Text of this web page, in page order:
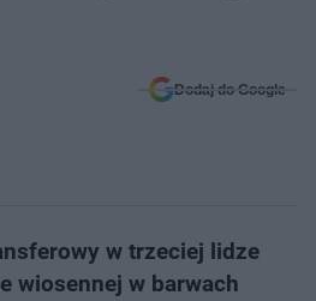
Dodaj do Google
w trzeciej lidze
wiosennej w barwach